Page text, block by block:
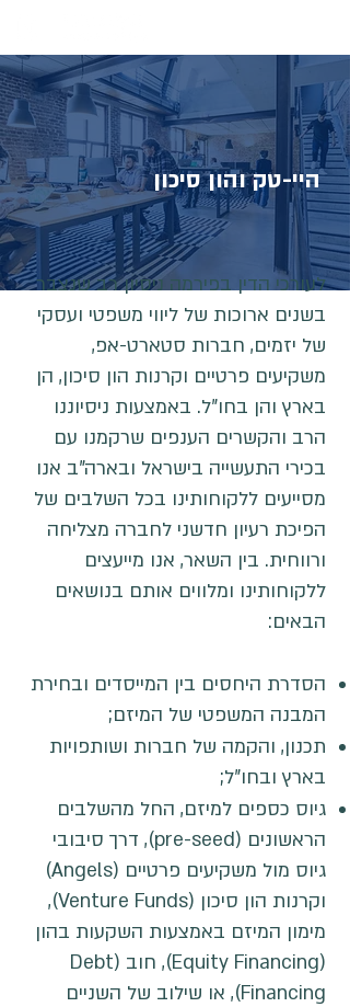
היי-טק והון סיכון
לעורכי הדין בפירמה ניסיון רב שנצבר
בשנים ארוכות של ליווי משפטי ועסקי
של יזמים, חברות סטארט-אפ,
משקיעים פרטיים וקרנות הון סיכון, הן
בארץ והן בחו"ל. באמצעות ניסיוננו
הרב והקשרים הענפים שרקמנו עם
בכירי התעשייה בישראל ובארה"ב אנו
מסייעים ללקוחותינו בכל השלבים של
הפיכת רעיון חדשני לחברה מצליחה
ורווחית. בין השאר, אנו מייעצים
ללקוחותינו ומלווים אותם בנושאים
הבאים:
הסדרת היחסים בין המייסדים ובחירת
המבנה המשפטי של המיזם;
תכנון, והקמה של חברות ושותפויות
בארץ ובחו"ל;
גיוס כספים למיזם, החל מהשלבים
הראשונים (pre-seed), דרך סיבובי
גיוס מול משקיעים פרטיים (Angels)
וקרנות הון סיכון (Venture Funds),
מימון המיזם באמצעות השקעות בהון
(Equity Financing), חוב (Debt
Financing), או שילוב של השניים